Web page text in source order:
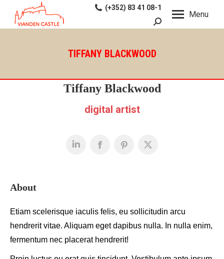
Menu
(+352) 83 41 08-1
Search:
TIFFANY BLACKWOOD
Tiffany Blackwood
digital artist
About
Etiam scelerisque iaculis felis, eu sollicitudin arcu
hendrerit vitae. Aliquam eget dapibus nulla. In nulla enim,
fermentum nec placerat hendrerit!